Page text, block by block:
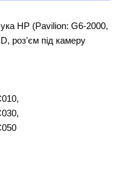
HP (Pavilion: G6-2000,
роз'єм під камеру